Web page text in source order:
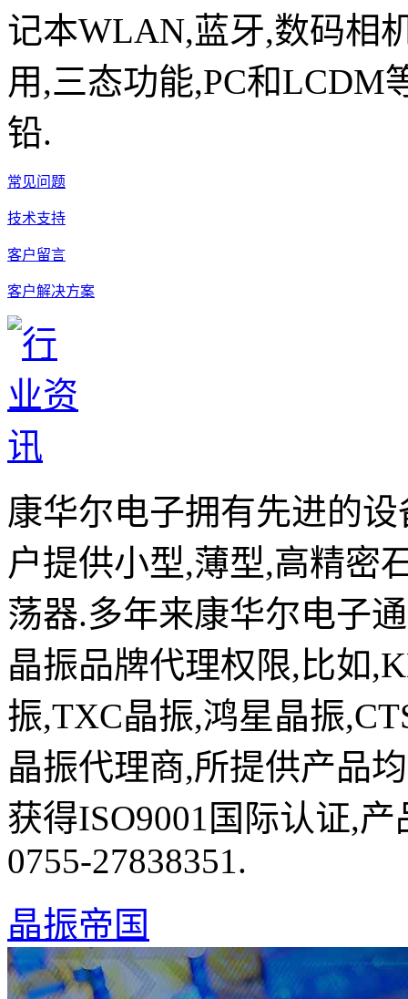
记本WLAN,蓝牙,数码相
用,三态功能,PC和LCDM
铅.
常见问题
技术支持
客户留言
客户解决方案
康华尔电子拥有先进的
户提供小型,薄型,高精密
荡器.多年来康华尔电子
晶振品牌代理权限,比如
振,TXC晶振,鸿星晶振
晶振代理商,所提供产品
获得ISO9001国际认证,
0755-27838351.
晶振帝国